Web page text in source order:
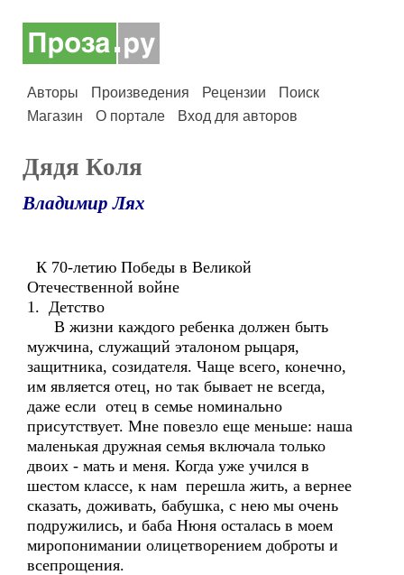
Авторы Произведения Рецензии
Поиск
Магазин
О портале Вход для авторов
Дядя Коля
Владимир Лях
К 70-летию Победы в Великой
Отечественной войне
1. Детство
В жизни каждого ребенка должен быть
мужчина, служащий эталоном рыцаря,
защитника, созидателя. Чаще всего, конечно,
им является отец, но так бывает не всегда,
даже если отец в семье номинально
присутствует. Мне повезло еще меньше: наша
маленькая дружная семья включала только
двоих - мать и меня. Когда уже учился в
шестом классе, к нам перешла жить, а вернее
сказать, доживать, бабушка, с нею мы очень
подружились, и баба Нюня осталась в моем
миропонимании олицетворением доброты и
всепрощения.